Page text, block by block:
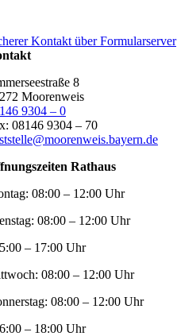
Kontakt über Formularserver
8
Moorenweis
9304 – 0
08146 9304 – 70
Rathaus
08:00 – 12:00 Uhr
08:00 – 12:00 Uhr
– 17:00 Uhr
08:00 – 12:00 Uhr
08:00 – 12:00 Uhr
– 18:00 Uhr